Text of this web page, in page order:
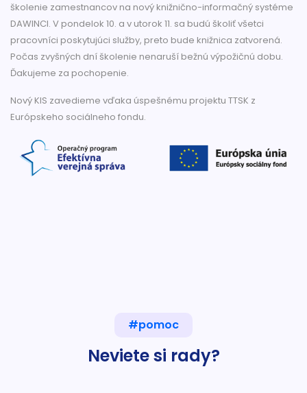
školenie zamestnancov na nový knižnično-informačný systéme
DAWINCI. V pondelok 10. a v utorok 11. sa budú školiť všetci
pracovníci poskytujúci služby, preto bude knižnica zatvorená.
Počas zvyšných dní školenie nenaruší bežnú výpožičnú dobu.
Ďakujeme za pochopenie.
Nový KIS zavedieme vďaka úspešnému projektu TTSK z
Európskeho sociálneho fondu.
#pomoc
Neviete si rady?